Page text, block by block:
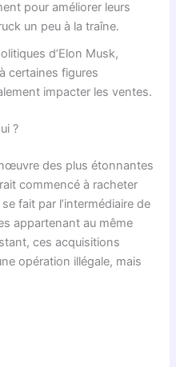
pour améliorer leurs
un peu à la traîne.
d’Elon Musk,
certaines figures
impacter les ventes.
?
des plus étonnantes
commencé à racheter
se fait par l’intermédiaire de
appartenant au même
ces acquisitions
opération illégale, mais